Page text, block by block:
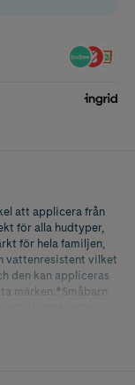
att applicera från
för alla hudtyper,
för hela familjen,
vattenresistent vilket
den kan appliceras
märken.*Småbarn